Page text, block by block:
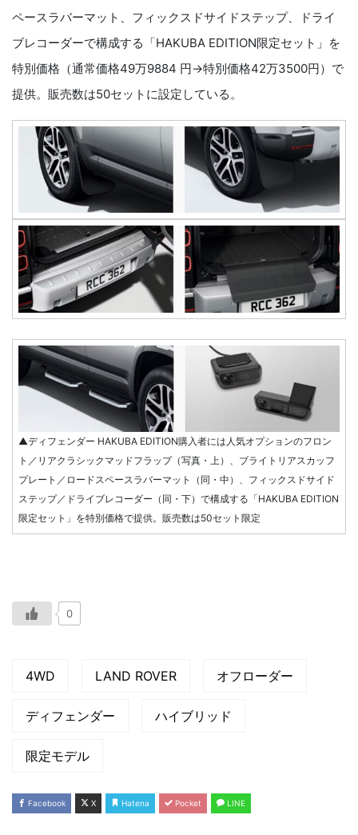
ペースラバーマット、フィックスドサイドステップ、ドライ
ブレコーダーで構成する「HAKUBA EDITION限定セット」を
特別価格（通常価格49万9884 円→特別価格42万3500円）で
提供。販売数は50セットに設定している。
▲ディフェンダー HAKUBA EDITION購入者には人気オプションのフロン
ト／リアクラシックマッドフラップ（写真・上）、ブライトリアスカッフ
プレート／ロードスペースラバーマット（同・中）、フィックスドサイド
ステップ／ドライブレコーダー（同・下）で構成する「HAKUBA EDITION
限定セット」を特別価格で提供。販売数は50セット限定
0
4WD LAND ROVER オフローダー
ディフェンダー ハイブリッド
限定モデル
Facebook X Hatena Pocket LINE